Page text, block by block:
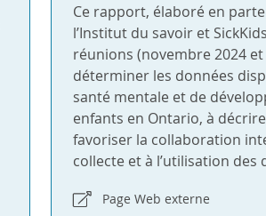
Ce rapport, élaboré en
l’Institut du savoir et
réunions (novembre 2024
déterminer les données
santé mentale et de
enfants en Ontario, à
favoriser la collaboration
collecte et à l’utilisation des
Page Web externe